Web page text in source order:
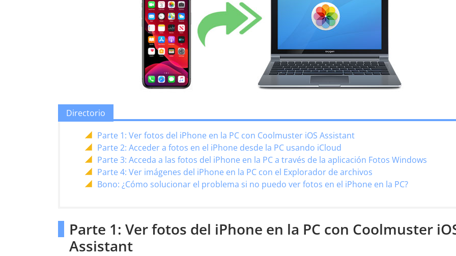
Directorio
Parte 1: Ver fotos del iPhone en la PC con Coolmuster iOS Assistant
Parte 2: Acceder a fotos en el iPhone desde la PC usando iCloud
Parte 3: Acceda a las fotos del iPhone en la PC a través de la aplicación Fotos Windows
Parte 4: Ver imágenes del iPhone en la PC con el Explorador de archivos
Bono: ¿Cómo solucionar el problema si no puedo ver fotos en el iPhone en la PC?
Parte 1: Ver fotos del iPhone en la PC con Coolmuster
Assistant